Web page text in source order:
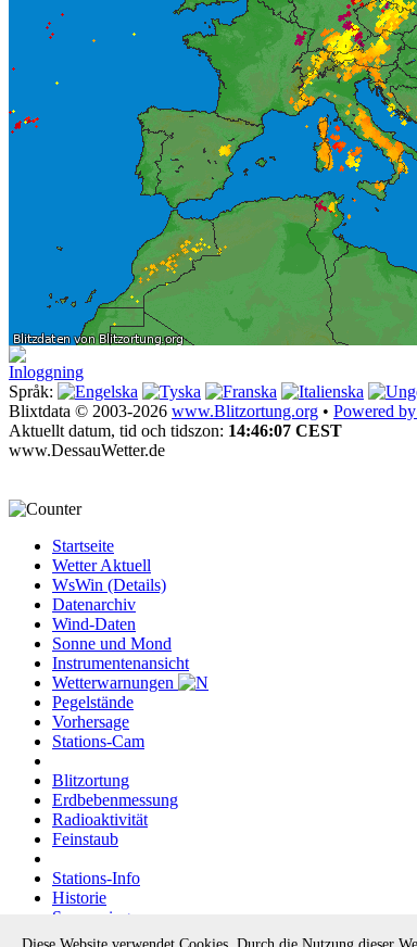
Inloggning
Språk:
Blixtdata © 2003-2026 www.Blitzortung.org • Powered
Aktuellt datum, tid och tidszon: 14:46:07 CEST
www.DessauWetter.de
Startseite
Wetter Aktuell
WsWin (Details)
Datenarchiv
Wind-Daten
Sonne und Mond
Instrumentenansicht
Wetterwarnungen
Pegelstände
Vorhersage
Stations-Cam
Blitzortung
Erdbebenmessung
Radioaktivität
Feinstaub
Stations-Info
Historie
Sponsoring
Linkseite